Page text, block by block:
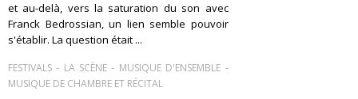
et au-delà, vers la saturation du son avec
Franck Bedrossian, un lien semble pouvoir
s'établir. La question était ...
FESTIVALS - LA SCÈNE - MUSIQUE D'ENSEMBLE -
MUSIQUE DE CHAMBRE ET RÉCITAL